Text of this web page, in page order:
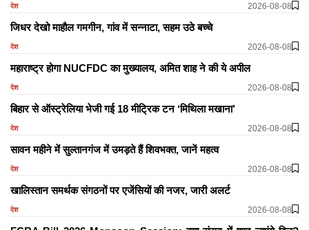
देश 2026-08-08
जिधर देखो माहौल गमगीन, गांव में सन्नाटा, सहम उठे बच्चे
देश 2026-08-08
महाराष्ट्र होगा NUCFDC का मुख्यालय, अमित शाह ने की ये अपील
देश 2026-08-08
बिहार से ऑस्ट्रेलिया भेजी गई 18 मीट्रिक टन ‘मिथिला मखाना’
देश 2026-08-08
सावन महीने में सुल्तानगंज में उमड़ते हैं शिवभक्त, जानें महत्व
देश 2026-08-08
खालिस्तान समर्थक संगठनों पर एजेंसियों की नजर, जारी अलर्ट
देश 2026-08-08